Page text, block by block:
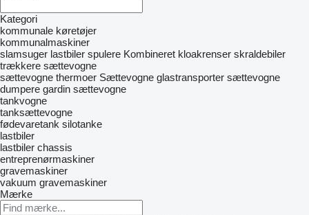
Kategori
kommunale køretøjer
kommunalmaskiner
slamsuger lastbiler spulere Kombineret kloakrenser skraldebiler
trækkere sættevogne
sættevogne thermoer Sættevogne glastransporter sættevogne
dumpere gardin sættevogne
tankvogne
tanksættevogne
fødevaretank silotanke
lastbiler
lastbiler chassis
entreprenørmaskiner
gravemaskiner
vakuum gravemaskiner
Mærke